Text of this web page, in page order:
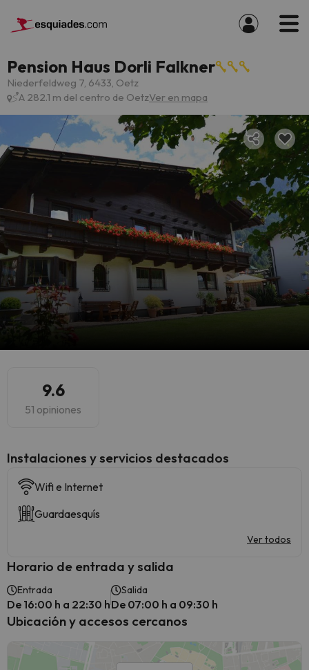
Pension Haus Dorli Falkner
Niederfeldweg 7, 6433, Oetz
A 282.1 m del centro de OetzVer en mapa
9.6
51 opiniones
Instalaciones y servicios destacados
Wifi e Internet
Guardaesquís
Ver todos
Horario de entrada y salida
Entrada
De 16:00 h a 22:30 h
Salida
De 07:00 h a 09:30 h
Ubicación y accesos cercanos